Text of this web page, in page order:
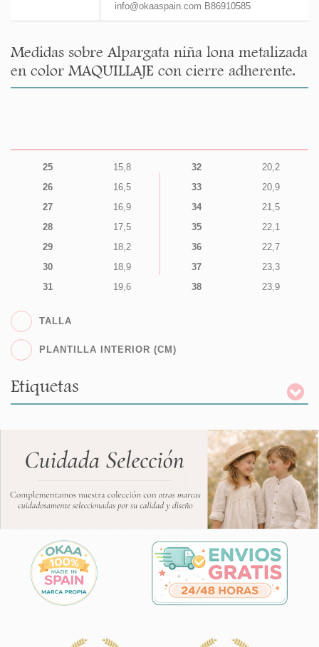
info@okaaspain.com B86910585
Medidas sobre Alpargata niña lona metalizada
en color MAQUILLAJE con cierre adherente.
25
15,8
26
16,5
27
16,9
28
17,5
29
18,2
30
18,9
31
19,6
32
20,2
33
20,9
34
21,5
35
22,1
36
22,7
37
23,3
38
23,9
TALLA
PLANTILLA INTERIOR (CM)
Etiquetas